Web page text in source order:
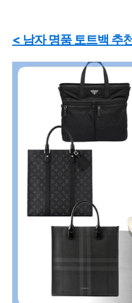
< 남자 명품 토트백 추